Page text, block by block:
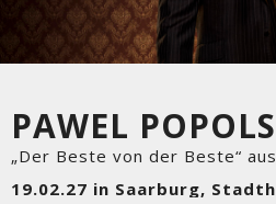
PAWEL
„Der Beste von der Beste“
19.02.27 in Saarburg,